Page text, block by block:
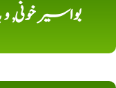
بواسیر